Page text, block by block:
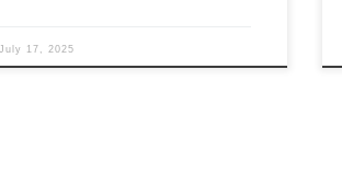
July 17, 2025